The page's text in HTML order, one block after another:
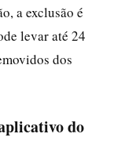
a exclusão é
levar até 24
dos
do